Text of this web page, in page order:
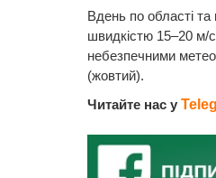
Вдень по області та
швидкістю 15–20 м/
небезпечними
(жовтий).
Читайте нас у